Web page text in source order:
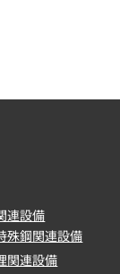
連設備
殊鋼関連設備
関連設備